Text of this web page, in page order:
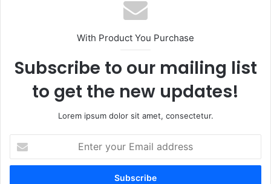
With Product You Purchase
Subscribe to our mailing list
to get the new updates!
Lorem ipsum dolor sit amet, consectetur.
your
Email